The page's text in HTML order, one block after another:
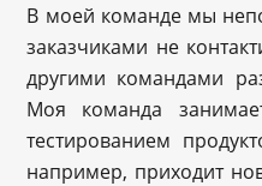
В моей команде мы
заказчиками не
другими командами
Моя команда
тестированием
например, приходит